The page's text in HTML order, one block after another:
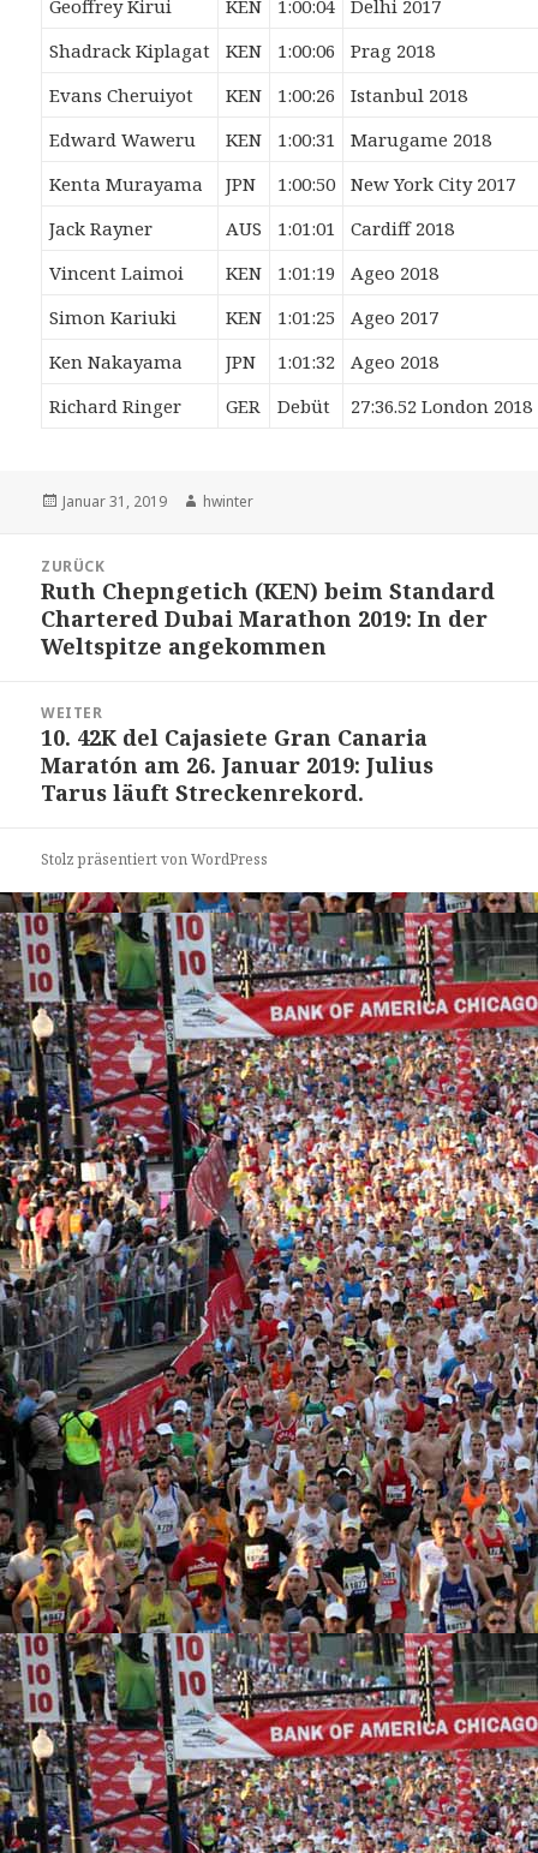
Geoffrey Kirui KEN 1:00:04
Delhi 2017
Shadrack Kiplagat
KEN 1:00:06
Prag 2018
Evans Cheruiyot
KEN 1:00:26
Istanbul 2018
Edward Waweru
KEN 1:00:31
Marugame 2018
Kenta Murayama
JPN 1:00:50
New York City 2017
Jack Rayner
AUS 1:01:01
Cardiff 2018
Vincent Laimoi
KEN 1:01:19
Ageo 2018
Simon Kariuki
KEN 1:01:25
Ageo 2017
Ken Nakayama
JPN 1:01:32
Ageo 2018
Richard Ringer
GER Debüt 27:36.52 London 2018
Veröffentlicht
Januar 31, 2019 Autor
hwinter
Navigation
ZURÜCK
Vorheriger
Beitrag:
Ruth Chepngetich (KEN) beim Standard
Chartered Dubai Marathon 2019: In der
Weltspitze angekommen
WEITER
Nächster
Beitrag:
10. 42K del Cajasiete Gran Canaria
Maratón am 26. Januar 2019: Julius
Tarus läuft Streckenrekord.
Stolz präsentiert von WordPress